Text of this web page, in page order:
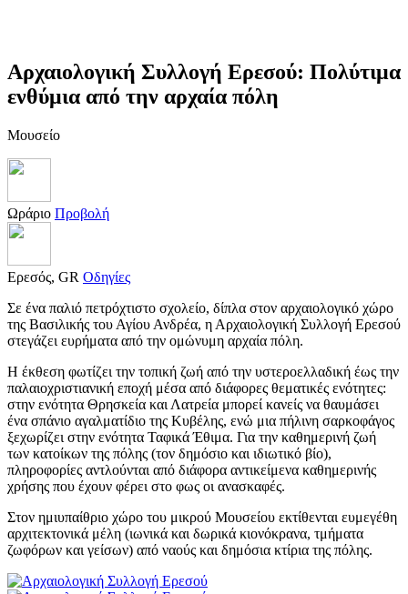
Αρχαιολογική Συλλογή Ερεσού: Πολύτιμα
ενθύμια από την αρχαία πόλη
Μουσείο
Ωράριο Προβολή
Ερεσός, GR Οδηγίες
Σε ένα παλιό πετρόχτιστο σχολείο, δίπλα στον αρχαιολογικό χώρο
της Βασιλικής του Αγίου Ανδρέα, η Αρχαιολογική Συλλογή Ερεσού
στεγάζει ευρήματα από την ομώνυμη αρχαία πόλη.
Η έκθεση φωτίζει την τοπική ζωή από την υστεροελλαδική έως την
παλαιοχριστιανική εποχή μέσα από διάφορες θεματικές ενότητες:
στην ενότητα Θρησκεία και Λατρεία μπορεί κανείς να θαυμάσει
ένα σπάνιο αγαλματίδιο της Κυβέλης, ενώ μια πήλινη σαρκοφάγος
ξεχωρίζει στην ενότητα Ταφικά Έθιμα. Για την καθημερινή ζωή
των κατοίκων της πόλης (τον δημόσιο και ιδιωτικό βίο),
πληροφορίες αντλούνται από διάφορα αντικείμενα καθημερινής
χρήσης που έχουν φέρει στο φως οι ανασκαφές.
Στον ημιυπαίθριο χώρο του μικρού Μουσείου εκτίθενται ευμεγέθη
αρχιτεκτονικά μέλη (ιωνικά και δωρικά κιονόκρανα, τμήματα
ζωφόρων και γείσων) από ναούς και δημόσια κτίρια της πόλης.